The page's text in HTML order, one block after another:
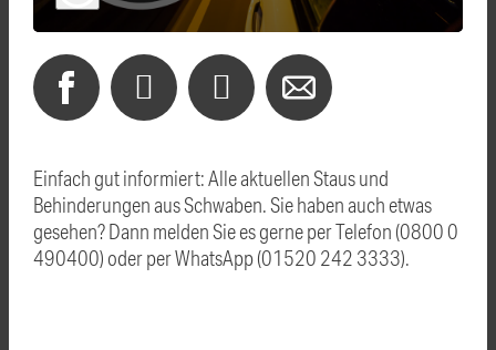
Einfach gut informiert: Alle aktuellen Staus und
Behinderungen aus Schwaben. Sie haben auch etwas
gesehen? Dann melden Sie es gerne per Telefon (0800 0
490400) oder per WhatsApp (01520 242 3333).